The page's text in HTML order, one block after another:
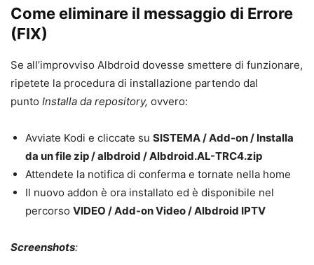
Come eliminare il messaggio di Errore
(FIX)
Se all’improvviso Albdroid dovesse smettere di funzionare,
ripetete la procedura di installazione partendo dal
punto Installa da repository, ovvero:
Avviate Kodi e cliccate su SISTEMA / Add-on / Installa
da un file zip / albdroid / Albdroid.AL-TRC4.zip
Attendete la notifica di conferma e tornate nella home
Il nuovo addon è ora installato ed è disponibile nel
percorso VIDEO / Add-on Video / Albdroid IPTV
Screenshots: